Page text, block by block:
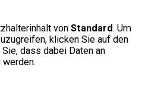
von Standard. Um
klicken Sie auf den
dass dabei Daten an